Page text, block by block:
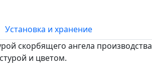
Установка и хранение
скорбящего ангела производства
и цветом.